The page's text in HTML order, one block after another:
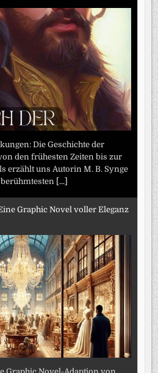
Die Geschichte der
den frühesten Zeiten bis zur
erzählt uns Autorin M. B. Synge
[...]
Graphic Novel voller Eleganz